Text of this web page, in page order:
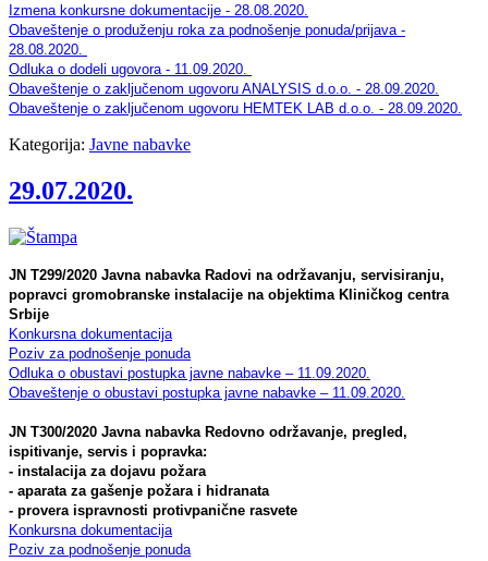
Izmena konkursne dokumentacije - 28.08.2020.
Obaveštenje o produženju roka za podnošenje ponuda/prijava -
28.08.2020.
Odluka o dodeli ugovora - 11.09.2020.
Obaveštenje o zaključenom ugovoru ANALYSIS d.o.o. - 28.09.2020.
Obaveštenje o zaključenom ugovoru HEMTEK LAB d.o.o. - 28.09.2020.
Kategorija: Javne nabavke
29.07.2020.
JN T299/2020 Javna nabavka Radovi na održavanju, servisiranju,
popravci gromobranske instalacije na objektima Kliničkog centra
Srbije
Konkursna dokumentacija
Poziv za podnošenje ponuda
Odluka o obustavi postupka javne nabavke – 11.09.2020.
Obaveštenje o obustavi postupka javne nabavke – 11.09.2020.
JN T300/2020 Javna nabavka Redovno održavanje, pregled,
ispitivanje, servis i popravka:
- instalacija za dojavu požara
- aparata za gašenje požara i hidranata
- provera ispravnosti protivpanične rasvete
Konkursna dokumentacija
Poziv za podnošenje ponuda